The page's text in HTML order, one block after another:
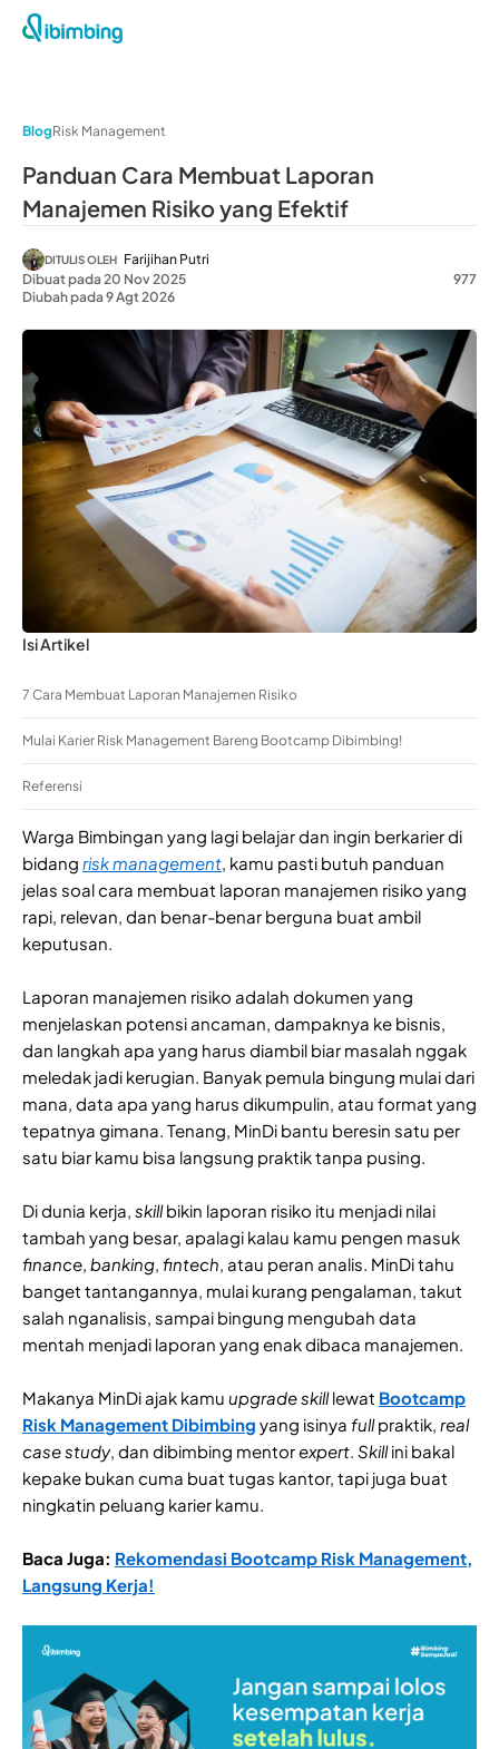
BlogRisk Management
Panduan Cara Membuat Laporan
Manajemen Risiko yang Efektif
DITULIS OLEH Farijihan Putri
Dibuat pada 20 Nov 2025
Diubah pada 9 Agt 2026
977
Isi Artikel
7 Cara Membuat Laporan Manajemen Risiko
Mulai Karier Risk Management Bareng Bootcamp Dibimbing!
Referensi
Warga Bimbingan yang lagi belajar dan ingin berkarier di
bidang risk management, kamu pasti butuh panduan
jelas soal cara membuat laporan manajemen risiko yang
rapi, relevan, dan benar-benar berguna buat ambil
keputusan.
Laporan manajemen risiko adalah dokumen yang
menjelaskan potensi ancaman, dampaknya ke bisnis,
dan langkah apa yang harus diambil biar masalah nggak
meledak jadi kerugian. Banyak pemula bingung mulai dari
mana, data apa yang harus dikumpulin, atau format yang
tepatnya gimana. Tenang, MinDi bantu beresin satu per
satu biar kamu bisa langsung praktik tanpa pusing.
Di dunia kerja, skillbikin laporan risiko itu menjadi nilai
tambah yang besar, apalagi kalau kamu pengen masuk
finance, banking, fintech, atau peran analis. MinDi tahu
banget tantangannya, mulai kurang pengalaman, takut
salah nganalisis, sampai bingung mengubah data
mentah menjadi laporan yang enak dibaca manajemen.
Makanya MinDi ajak kamu upgrade skilllewat Bootcamp
Risk Management Dibimbing yang isinya fullpraktik, real
case study, dan dibimbing mentorexpert. Skillini bakal
kepake bukan cuma buat tugas kantor, tapi juga buat
ningkatin peluang karier kamu.
Baca Juga: Rekomendasi Bootcamp Risk Management,
Langsung Kerja!